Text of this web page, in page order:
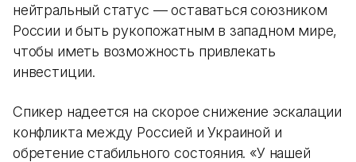
нейтральный статус — оставаться союзником
России и быть рукопожатным в западном мире,
чтобы иметь возможность привлекать
инвестиции.
Спикер надеется на скорое снижение эскалации
конфликта между Россией и Украиной и
обретение стабильного состояния. «У нашей